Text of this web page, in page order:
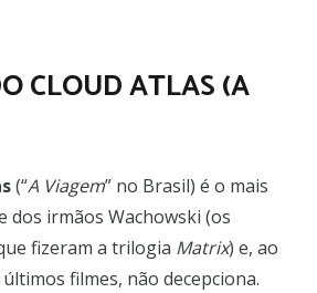
CLOUD ATLAS (A
(“A Viagem” no Brasil) é o mais
dos irmãos Wachowski (os
fizeram a trilogia Matrix) e, ao
filmes, não decepciona.